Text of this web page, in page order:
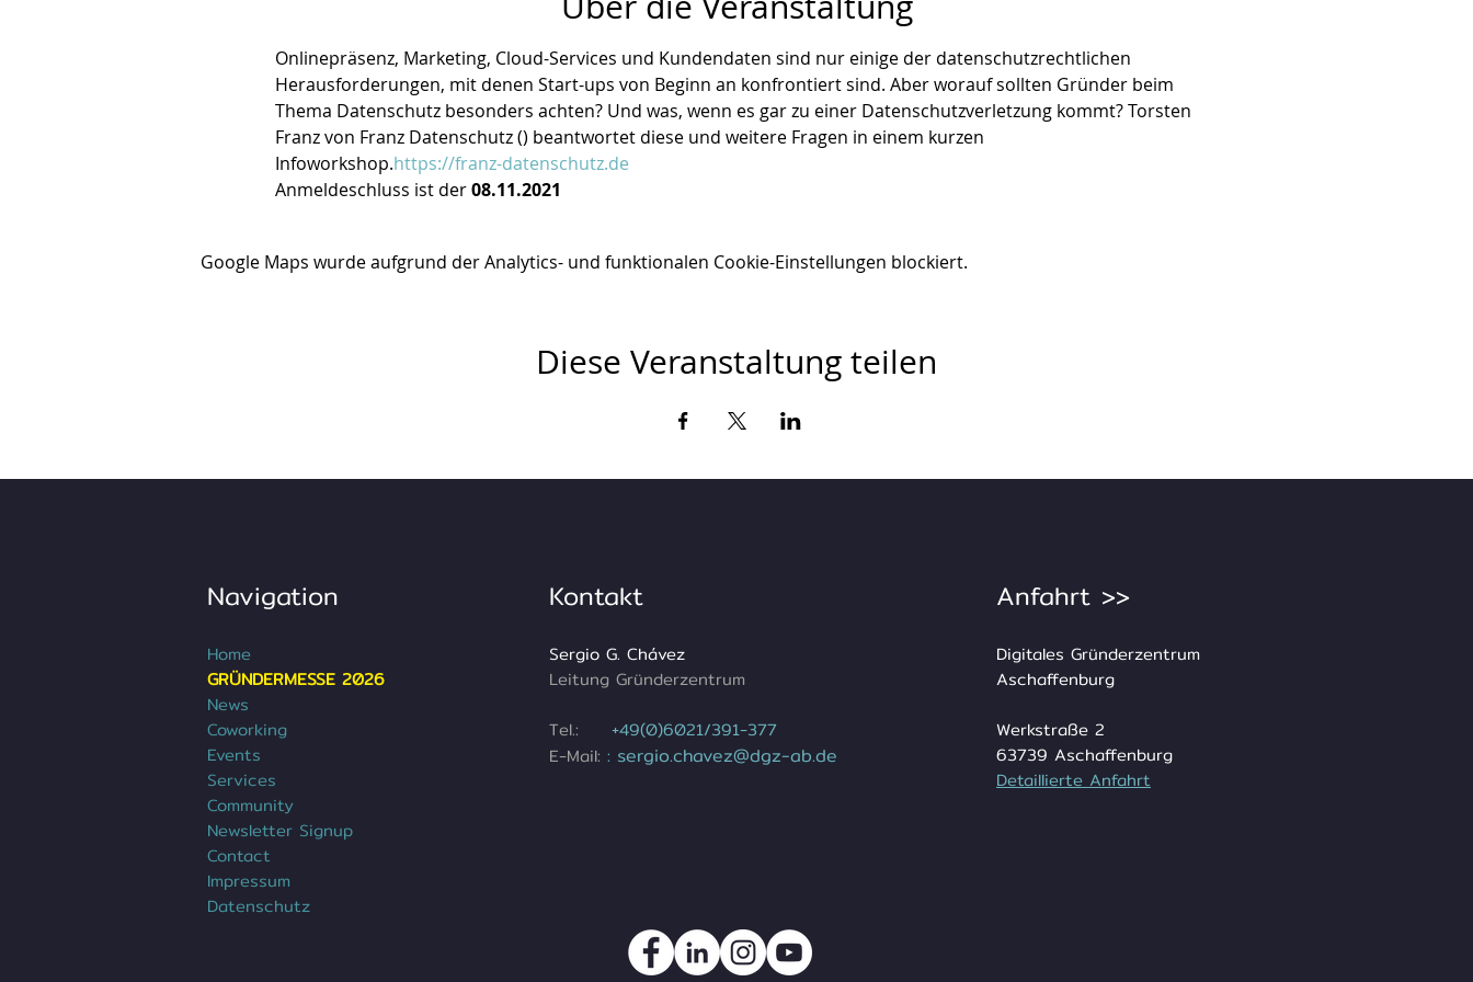
Onlinepräsenz, Marketing, Cloud-Services und Kundendaten sind nur einige der datenschutzrechtlichen
Herausforderungen, mit denen Start-ups von Beginn an konfrontiert sind. Aber worauf sollten Gründer beim
Thema Datenschutz besonders achten? Und was, wenn es gar zu einer Datenschutzverletzung kommt? Torsten
Franz von Franz Datenschutz () beantwortet diese und weitere Fragen in einem kurzen
Infoworkshop.https://franz-datenschutz.de
Anmeldeschluss ist der 08.11.2021
Google Maps wurde aufgrund der Analytics- und funktionalen Cookie-Einstellungen blockiert.
Diese Veranstaltung teilen
Navigation
Home
GRÜNDERMESSE 2026
News
Coworking
Events
Services
Community
Newsletter Signup
Contact
Impressum
Datenschutz
Kontakt
Sergio G. Chávez
Leitung Gründerzentrum
Tel.:
+49(0)6021/391-377
E-Mail: : sergio.chavez@dgz-ab.de
Anfahrt >>
Digitales Gründerzentrum
Aschaffenburg
Werkstraße 2
63739 Aschaffenburg
Detaillierte Anfahrt